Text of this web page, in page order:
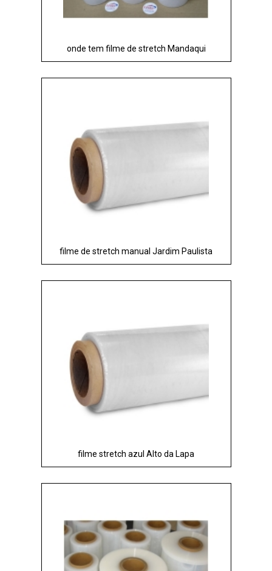
onde tem filme de stretch Mandaqui
filme de stretch manual Jardim Paulista
filme stretch azul Alto da Lapa